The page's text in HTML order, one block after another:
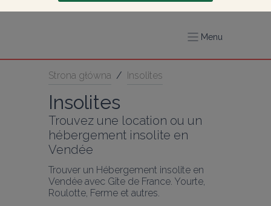
Menu
Strona główna / Insolites
Insolites
Trouvez une location ou un
hébergement insolite en
Vendée
Trouver un Hébergement insolite en
Vendée avec Gîte de France. Yourte,
Roulotte, Ferme et autres.